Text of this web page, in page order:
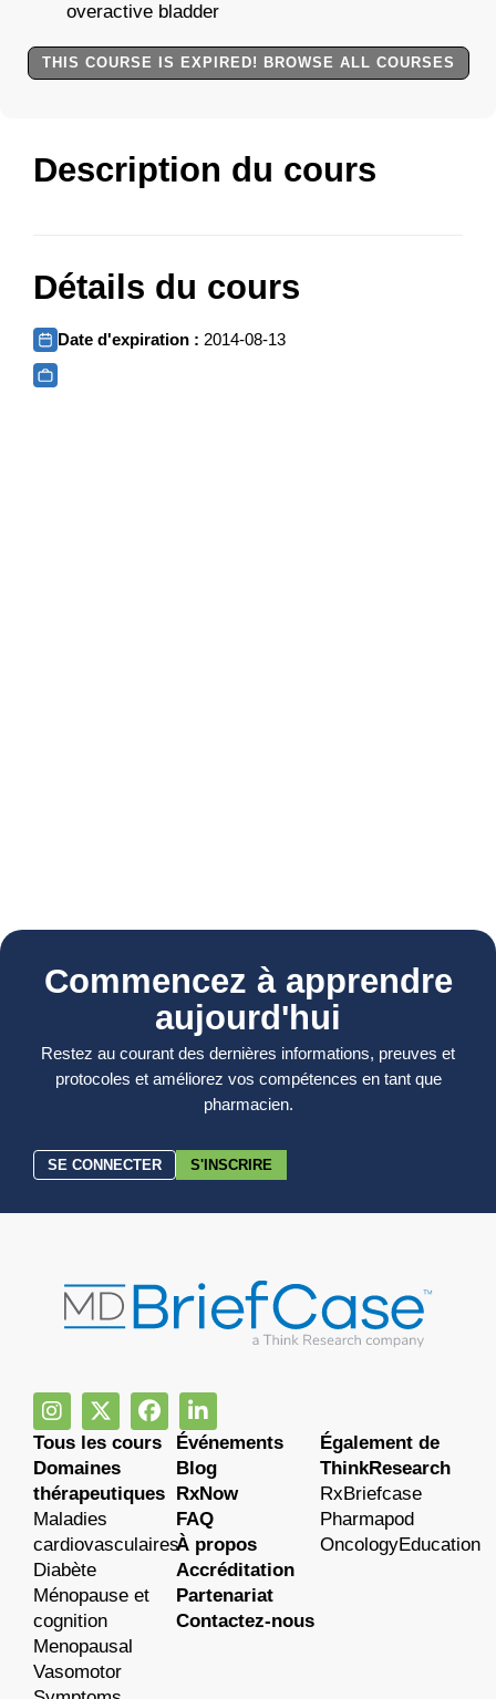
Description du cours
Détails du cours
Date d'expiration : 2014-08-13
overactive bladder
THIS COURSE IS EXPIRED! BROWSE ALL COURSES
Commencez à apprendre
aujourd'hui
Restez au courant des dernières informations, preuves et
protocoles et améliorez vos compétences en tant que
pharmacien.
SE CONNECTER S'INSCRIRE
Tous les cours
Domaines
thérapeutiques
Maladies
cardiovasculaires
Diabète
Ménopause et
cognition
Menopausal
Vasomotor
Événements
Blog
RxNow
FAQ
À propos
Accréditation
Partenariat
Contactez-nous
Également de
ThinkResearch
RxBriefcase
Pharmapod
OncologyEducation